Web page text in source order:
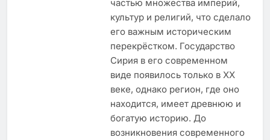
частью множества империй,
культур и религий, что сделало
его важным историческим
перекрёстком. Государство
Сирия в его современном
виде появилось только в XX
веке, однако регион, где оно
находится, имеет древнюю и
богатую историю. До
возникновения современного